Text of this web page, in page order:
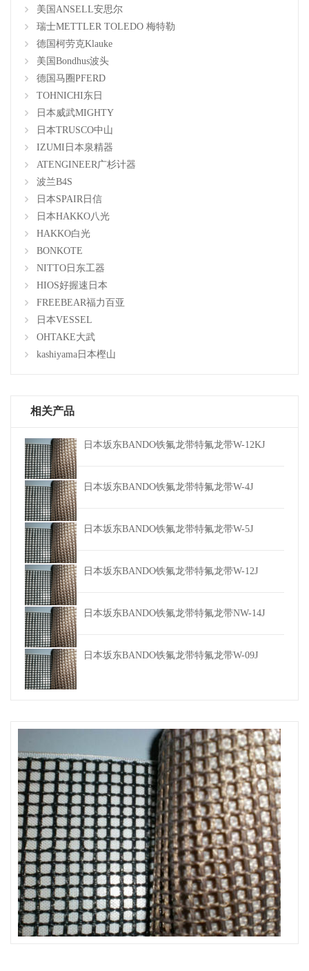
美国ANSELL安思尔
瑞士METTLER TOLEDO 梅特勒
德国柯劳克Klauke
美国Bondhus波头
德国马圈PFERD
TOHNICHI东日
日本威武MIGHTY
日本TRUSCO中山
IZUMI日本泉精器
ATENGINEER广杉计器
波兰B4S
日本SPAIR日信
日本HAKKO八光
HAKKO白光
BONKOTE
NITTO日东工器
HIOS好握速日本
FREEBEAR福力百亚
日本VESSEL
OHTAKE大武
kashiyama日本樫山
相关产品
日本坂东BANDO铁氟龙带特氟龙带W-12KJ
日本坂东BANDO铁氟龙带特氟龙带W-4J
日本坂东BANDO铁氟龙带特氟龙带W-5J
日本坂东BANDO铁氟龙带特氟龙带W-12J
日本坂东BANDO铁氟龙带特氟龙带NW-14J
日本坂东BANDO铁氟龙带特氟龙带W-09J